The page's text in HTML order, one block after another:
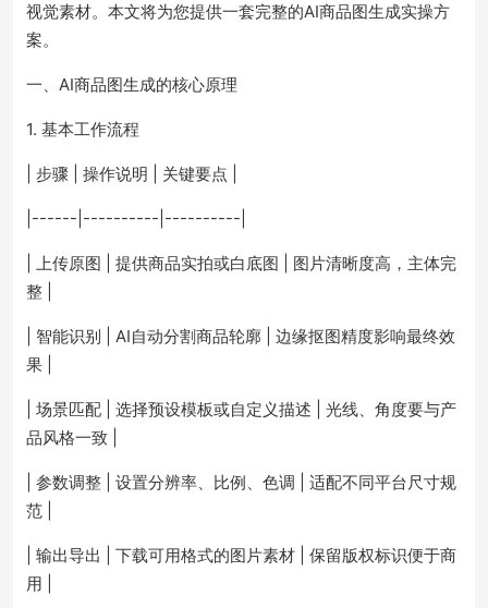
视觉素材。本文将为您提供一套完整的AI商品图生成实操方
案。
一、AI商品图生成的核心原理
1. 基本工作流程
| 步骤 | 操作说明 | 关键要点 |
|------|----------|----------|
| 上传原图 | 提供商品实拍或白底图 | 图片清晰度高，主体完
整 |
| 智能识别 | AI自动分割商品轮廓 | 边缘抠图精度影响最终效
果 |
| 场景匹配 | 选择预设模板或自定义描述 | 光线、角度要与产
品风格一致 |
| 参数调整 | 设置分辨率、比例、色调 | 适配不同平台尺寸规
范 |
| 输出导出 | 下载可用格式的图片素材 | 保留版权标识便于商
用 |